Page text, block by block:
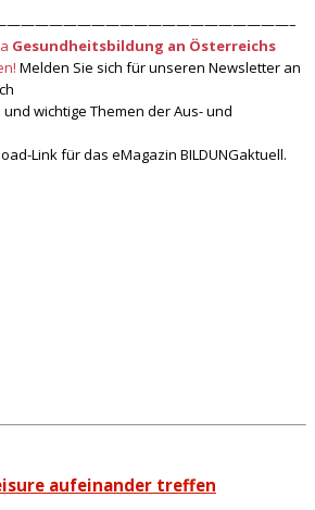
Gesundheitsbildung an Österreichs
Melden Sie sich für unseren Newsletter an
wichtige Themen der Aus- und
Link für das eMagazin BILDUNGaktuell.
aufeinander treffen